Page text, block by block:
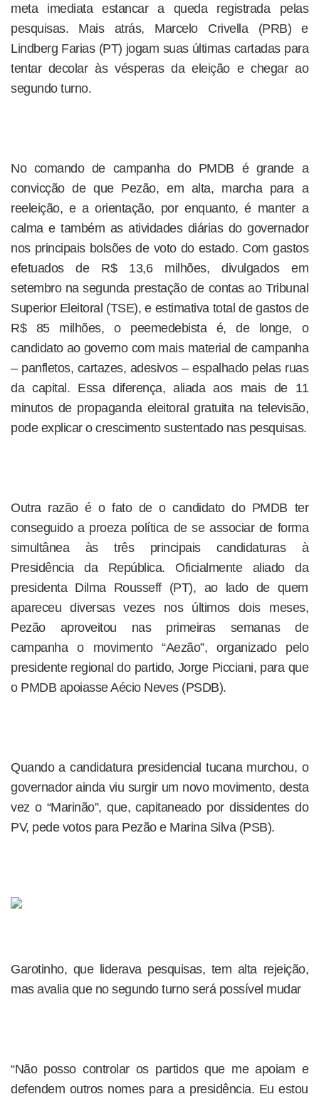
meta imediata estancar a queda registrada pelas
pesquisas. Mais atrás, Marcelo Crivella (PRB) e
Lindberg Farias (PT) jogam suas últimas cartadas para
tentar decolar às vésperas da eleição e chegar ao
segundo turno.
No comando de campanha do PMDB é grande a
convicção de que Pezão, em alta, marcha para a
reeleição, e a orientação, por enquanto, é manter a
calma e também as atividades diárias do governador
nos principais bolsões de voto do estado. Com gastos
efetuados de R$ 13,6 milhões, divulgados em
setembro na segunda prestação de contas ao Tribunal
Superior Eleitoral (TSE), e estimativa total de gastos de
R$ 85 milhões, o peemedebista é, de longe, o
candidato ao governo com mais material de campanha
– panfletos, cartazes, adesivos – espalhado pelas ruas
da capital. Essa diferença, aliada aos mais de 11
minutos de propaganda eleitoral gratuita na televisão,
pode explicar o crescimento sustentado nas pesquisas.
Outra razão é o fato de o candidato do PMDB ter
conseguido a proeza política de se associar de forma
simultânea às três principais candidaturas à
Presidência da República. Oficialmente aliado da
presidenta Dilma Rousseff (PT), ao lado de quem
apareceu diversas vezes nos últimos dois meses,
Pezão aproveitou nas primeiras semanas de
campanha o movimento “Aezão”, organizado pelo
presidente regional do partido, Jorge Picciani, para que
o PMDB apoiasse Aécio Neves (PSDB).
Quando a candidatura presidencial tucana murchou, o
governador ainda viu surgir um novo movimento, desta
vez o “Marinão”, que, capitaneado por dissidentes do
PV, pede votos para Pezão e Marina Silva (PSB).
Garotinho, que liderava pesquisas, tem alta rejeição,
mas avalia que no segundo turno será possível mudar
“Não posso controlar os partidos que me apoiam e
defendem outros nomes para a presidência. Eu estou